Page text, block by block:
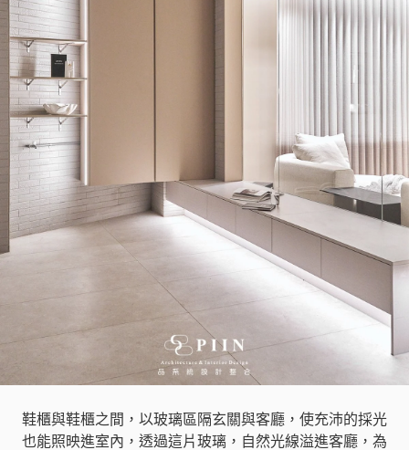
鞋櫃與鞋櫃之間，以玻璃區隔玄關與客廳，使充沛的採光
也能照映進室內，透過這片玻璃，自然光線溢進客廳，為